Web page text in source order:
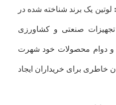
لوتین یک برند شناخته شده در
و تجهیزات صنعتی و کشاورزی
و دوام محصولات خود شهرت
خاطری برای خریداران ایجاد